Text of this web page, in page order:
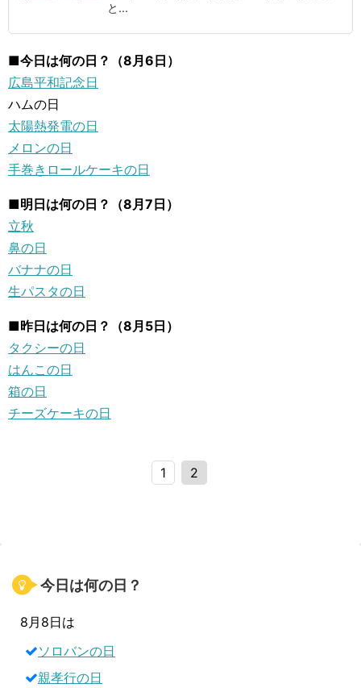
と...
■今日は何の日？（8月6日）
広島平和記念日
ハムの日
太陽熱発電の日
メロンの日
手巻きロールケーキの日
■明日は何の日？（8月7日）
立秋
鼻の日
バナナの日
生パスタの日
■昨日は何の日？（8月5日）
タクシーの日
はんこの日
箱の日
チーズケーキの日
1 2
今日は何の日？
8月8日は
ソロバンの日
親孝行の日